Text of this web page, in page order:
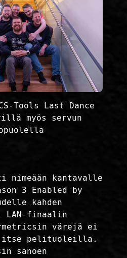
Tools Last Dance
myös servun
nimeään kantavalle
3 Enabled by
kahden
LAN-finaalin
värejä ei
itse pelituoleilla.
sanoen